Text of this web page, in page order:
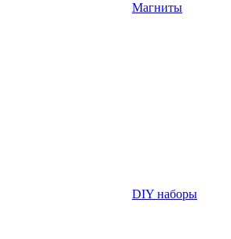
Магниты
DIY наборы